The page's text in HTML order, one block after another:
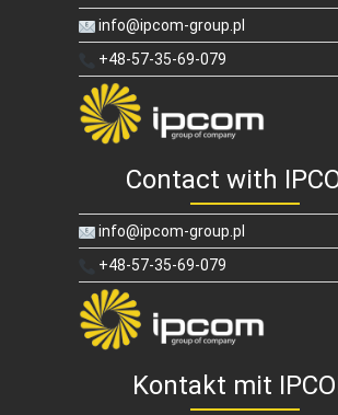
info@ipcom-group.pl
+48-57-35-69-079
Contact with
info@ipcom-group.pl
+48-57-35-69-079
Kontakt mit